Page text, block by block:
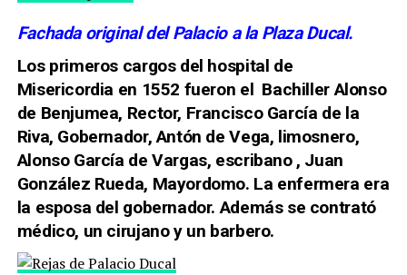
Fachada original del Palacio a la Plaza Ducal.
Los primeros cargos del hospital de
Misericordia en 1552 fueron el Bachiller Alonso
de Benjumea, Rector, Francisco García de la
Riva, Gobernador, Antón de Vega, limosnero,
Alonso García de Vargas, escribano , Juan
González Rueda, Mayordomo. La enfermera era
la esposa del gobernador. Además se contrató
médico, un cirujano y un barbero.